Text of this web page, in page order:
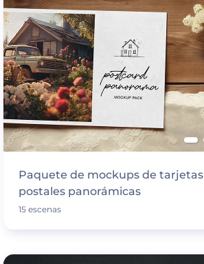
Paquete de mockups de tarjetas
postales panorámicas
15 escenas